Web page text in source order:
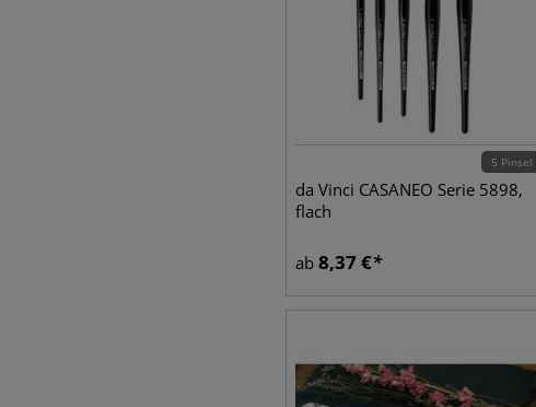
5 Pinsel
da Vinci CASANEO Serie 5898,
flach
ab 8,37 €